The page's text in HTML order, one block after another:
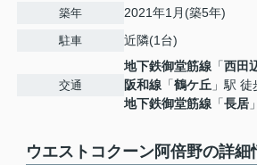
築年 2021年1月(築5年)
駐車 近隣(1台)
交通
地下鉄御堂筋線 「西田
阪和線 「鶴ケ丘 」駅
地下鉄御堂筋線 「長居
ウエストコクーン阿倍野の詳細